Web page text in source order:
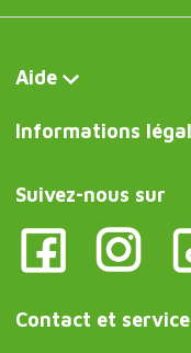
Aide
Informations
Suivez-nous sur
Contact et